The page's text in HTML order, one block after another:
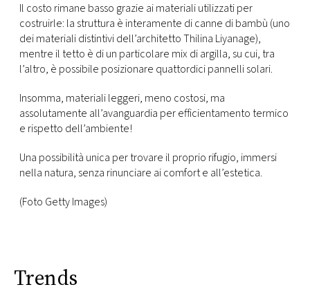
Il costo rimane basso grazie ai materiali utilizzati per
costruirle: la struttura è interamente di canne di bambù (uno
dei materiali distintivi dell’architetto Thilina Liyanage),
mentre il tetto è di un particolare mix di argilla, su cui, tra
l’altro, è possibile posizionare quattordici pannelli solari.
Insomma, materiali leggeri, meno costosi, ma
assolutamente all’avanguardia per efficientamento termico
e rispetto dell’ambiente!
Una possibilità unica per trovare il proprio rifugio, immersi
nella natura, senza rinunciare ai comfort e all’estetica.
(Foto Getty Images)
Trends